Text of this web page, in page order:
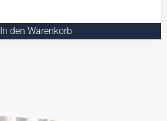
In den Warenkorb